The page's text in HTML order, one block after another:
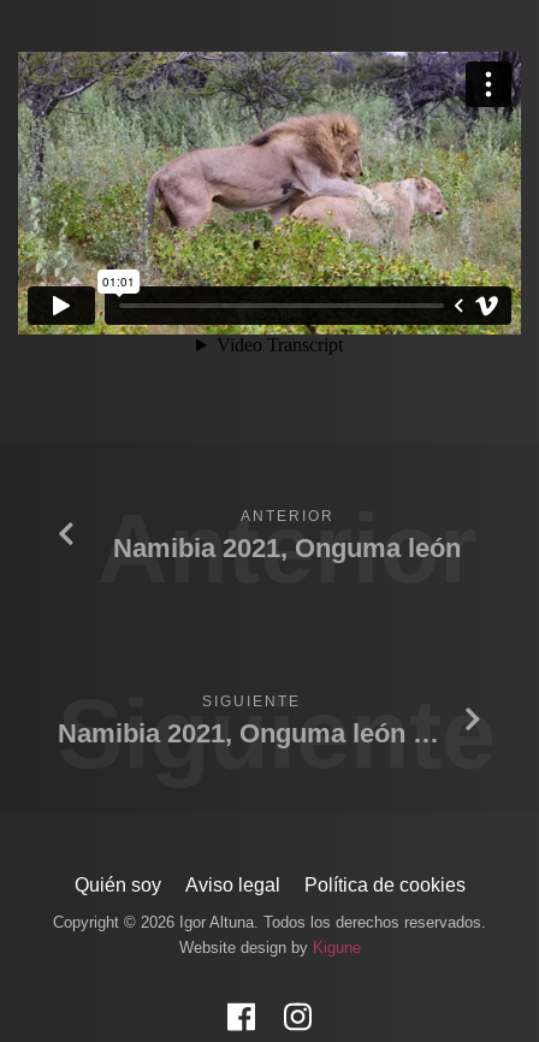
Anterior
ANTERIOR
Namibia 2021, Onguma león
Siguiente
SIGUIENTE
Namibia 2021, Onguma león Macho
Quién soy Aviso legal Política de cookies
Copyright © 2026 Igor Altuna. Todos los derechos reservados.
Website design by Kigune
Facebook
Instagram